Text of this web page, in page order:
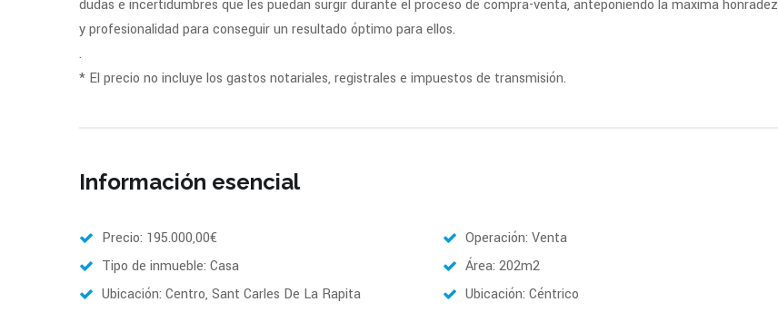
dudas e incertidumbres que les puedan surgir durante el proceso de compra-venta, anteponiendo la máxima honradez
y profesionalidad para conseguir un resultado óptimo para ellos.
.
* El precio no incluye los gastos notariales, registrales e impuestos de transmisión.
Información esencial
Precio: 195.000,00€
Tipo de inmueble: Casa
Ubicación: Centro, Sant Carles De La Rapita
Operación: Venta
Área: 202m2
Ubicación: Céntrico